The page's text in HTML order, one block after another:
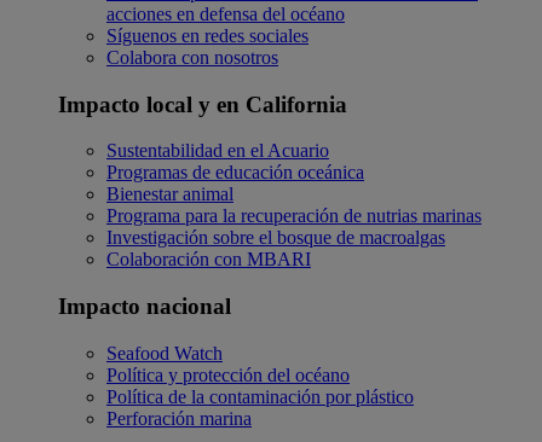
acciones en defensa del océano
Síguenos en redes sociales
Colabora con nosotros
Impacto local y en California
Sustentabilidad en el Acuario
Programas de educación oceánica
Bienestar animal
Programa para la recuperación de nutrias marinas
Investigación sobre el bosque de macroalgas
Colaboración con MBARI
Impacto nacional
Seafood Watch
Política y protección del océano
Política de la contaminación por plástico
Perforación marina